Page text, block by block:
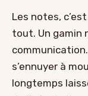
Les notes,
tout. Un gamin
s’ennuyer à
longtemps